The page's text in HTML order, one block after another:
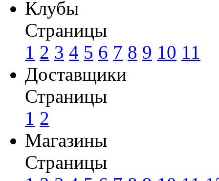
Клубы
Страницы
1 2 3 4 5 6 7 8 9 10 11
Доставщики
Страницы
1 2
Магазины
Страницы